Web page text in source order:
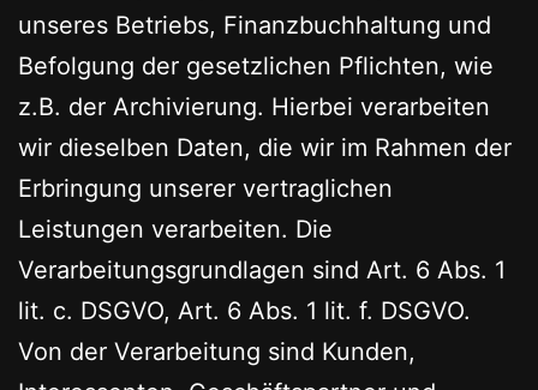
unseres Betriebs, Finanzbuchhaltung und
Befolgung der gesetzlichen Pflichten, wie
z.B. der Archivierung. Hierbei verarbeiten
wir dieselben Daten, die wir im Rahmen der
Erbringung unserer vertraglichen
Leistungen verarbeiten. Die
Verarbeitungsgrundlagen sind Art. 6 Abs. 1
lit. c. DSGVO, Art. 6 Abs. 1 lit. f. DSGVO.
Von der Verarbeitung sind Kunden,